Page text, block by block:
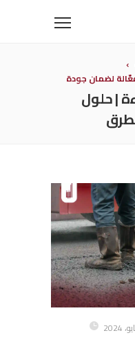
لضمان جودة
| حلول